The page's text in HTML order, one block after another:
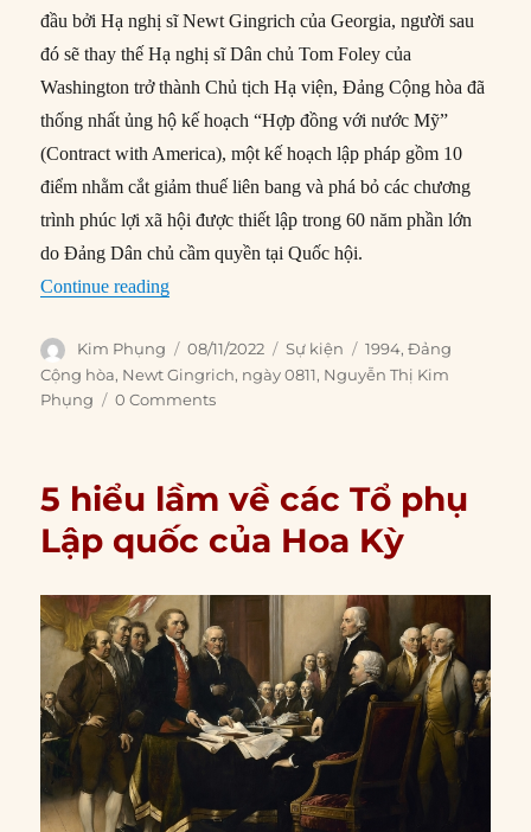
đầu bởi Hạ nghị sĩ Newt Gingrich của Georgia, người sau
đó sẽ thay thế Hạ nghị sĩ Dân chủ Tom Foley của
Washington trở thành Chủ tịch Hạ viện, Đảng Cộng hòa đã
thống nhất ủng hộ kế hoạch “Hợp đồng với nước Mỹ”
(Contract with America), một kế hoạch lập pháp gồm 10
điểm nhằm cắt giảm thuế liên bang và phá bỏ các chương
trình phúc lợi xã hội được thiết lập trong 60 năm phần lớn
do Đảng Dân chủ cầm quyền tại Quốc hội.
Continue reading“08/11/1994: “Cách mạng Đảng Cộng hòa””
Author
Kim Phụng
Posted
on
08/11/2022 Categories
Sự kiện Tags
1994,Đảng
Cộng hòa, Newt Gingrich, ngày 0811, Nguyễn Thị Kim
Phụng
0 Comments
5 hiểu lầm về các Tổ phụ
Lập quốc của Hoa Kỳ